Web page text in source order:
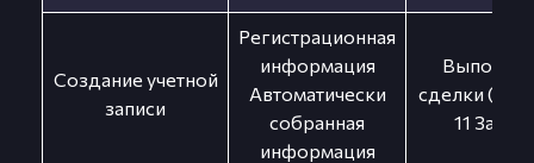
Создание учетной
записи
Регистрационная
информация
Автоматически
собранная
информация
сделки (п. 3
11